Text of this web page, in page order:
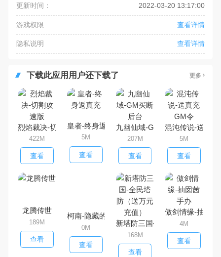
更新时间： 2022-03-20 13:17:00
游戏权限 查看详情
隐私说明 查看详情
下载此应用用户还下载了 更多
烈焰裁决-切割攻速版
422M
查看
皇者-终身返真充
5M
查看
九幽仙域-GM买断后台
207M
查看
混沌传说-送真
5M
查看
龙腾传世
189M
查看
柯南-隐藏的证物
0M
查看
新塔防三国-全民塔防（送万元
168M
查看
傲剑情缘-抽囡茜
4M
查看